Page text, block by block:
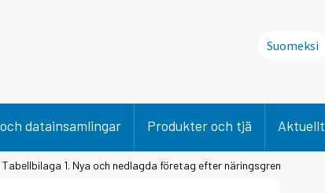
Suomeksi
datainsamlingar Produkter och tjä Aktuellt
Tabellbilaga 1. Nya och nedlagda företag efter näringsgren